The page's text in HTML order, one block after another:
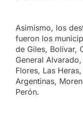
Asimismo, los
fueron los
de Giles, Bolívar,
General
Flores, Las
Argentinas,
Perón.